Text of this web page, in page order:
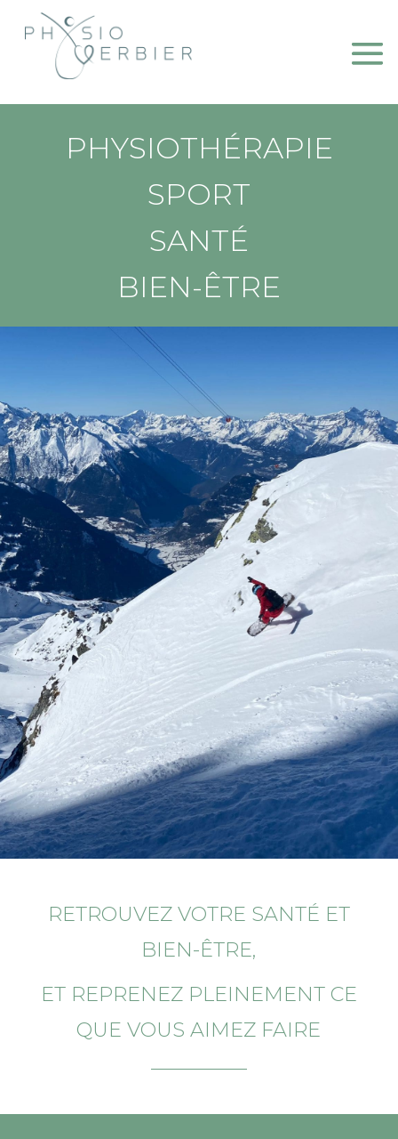
PHYSIOTHÉRAPIE
SPORT
SANTÉ
BIEN-ÊTRE
RETROUVEZ VOTRE SANTÉ ET
BIEN-ÊTRE,
ET REPRENEZ PLEINEMENT CE
QUE VOUS AIMEZ FAIRE